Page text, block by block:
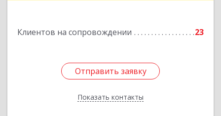
Клиентов на сопровождении 23
Отправить заявку
Показать контакты
Отправить заявку
Назад